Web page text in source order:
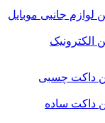
لوازم جانبی موبایل
الکترونیک
داکت چسبی
داکت ساده